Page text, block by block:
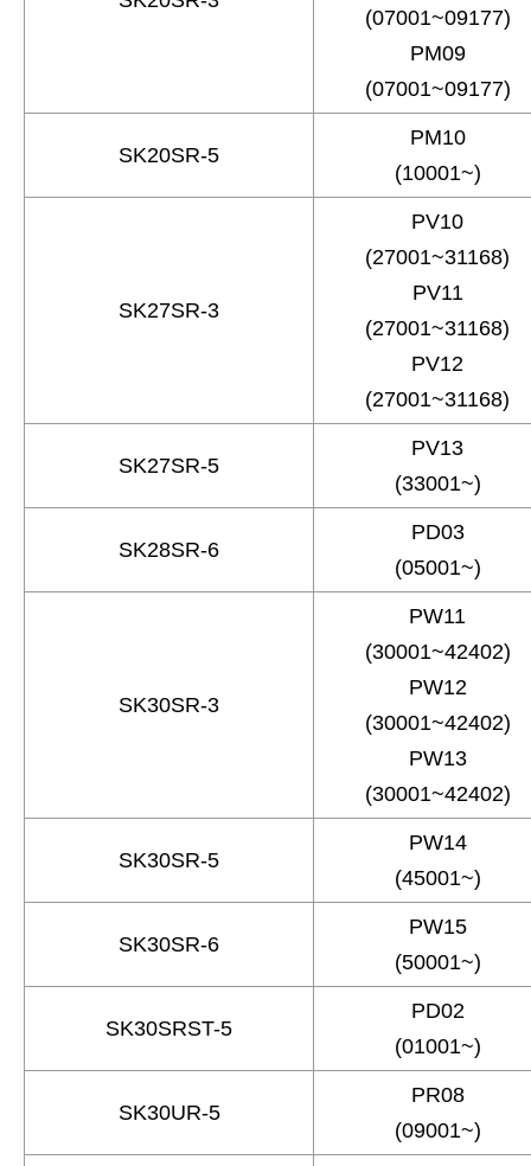
(07001~09177)
PM09
(07001~09177)
SK20SR-5
PM10
(10001~)
SK27SR-3
PV10
(27001~31168)
PV11
(27001~31168)
PV12
(27001~31168)
SK27SR-5
PV13
(33001~)
SK28SR-6
PD03
(05001~)
SK30SR-3
PW11
(30001~42402)
PW12
(30001~42402)
PW13
(30001~42402)
SK30SR-5
PW14
(45001~)
SK30SR-6
PW15
(50001~)
SK30SRST-5
PD02
(01001~)
SK30UR-5
PR08
(09001~)